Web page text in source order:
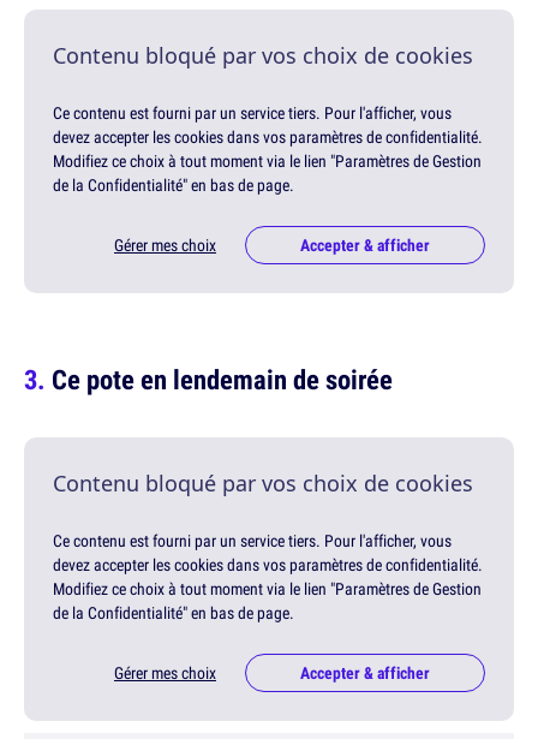
Contenu bloqué par vos choix de cookies
Ce contenu est fourni par un service tiers. Pour l'afficher, vous
devez accepter les cookies dans vos paramètres de confidentialité.
Modifiez ce choix à tout moment via le lien "Paramètres de Gestion
de la Confidentialité" en bas de page.
Gérer mes choix Accepter & afficher
Ce pote en lendemain de soirée
Contenu bloqué par vos choix de cookies
Ce contenu est fourni par un service tiers. Pour l'afficher, vous
devez accepter les cookies dans vos paramètres de confidentialité.
Modifiez ce choix à tout moment via le lien "Paramètres de Gestion
de la Confidentialité" en bas de page.
Gérer mes choix Accepter & afficher